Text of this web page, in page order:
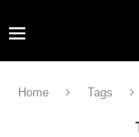
Home Tags